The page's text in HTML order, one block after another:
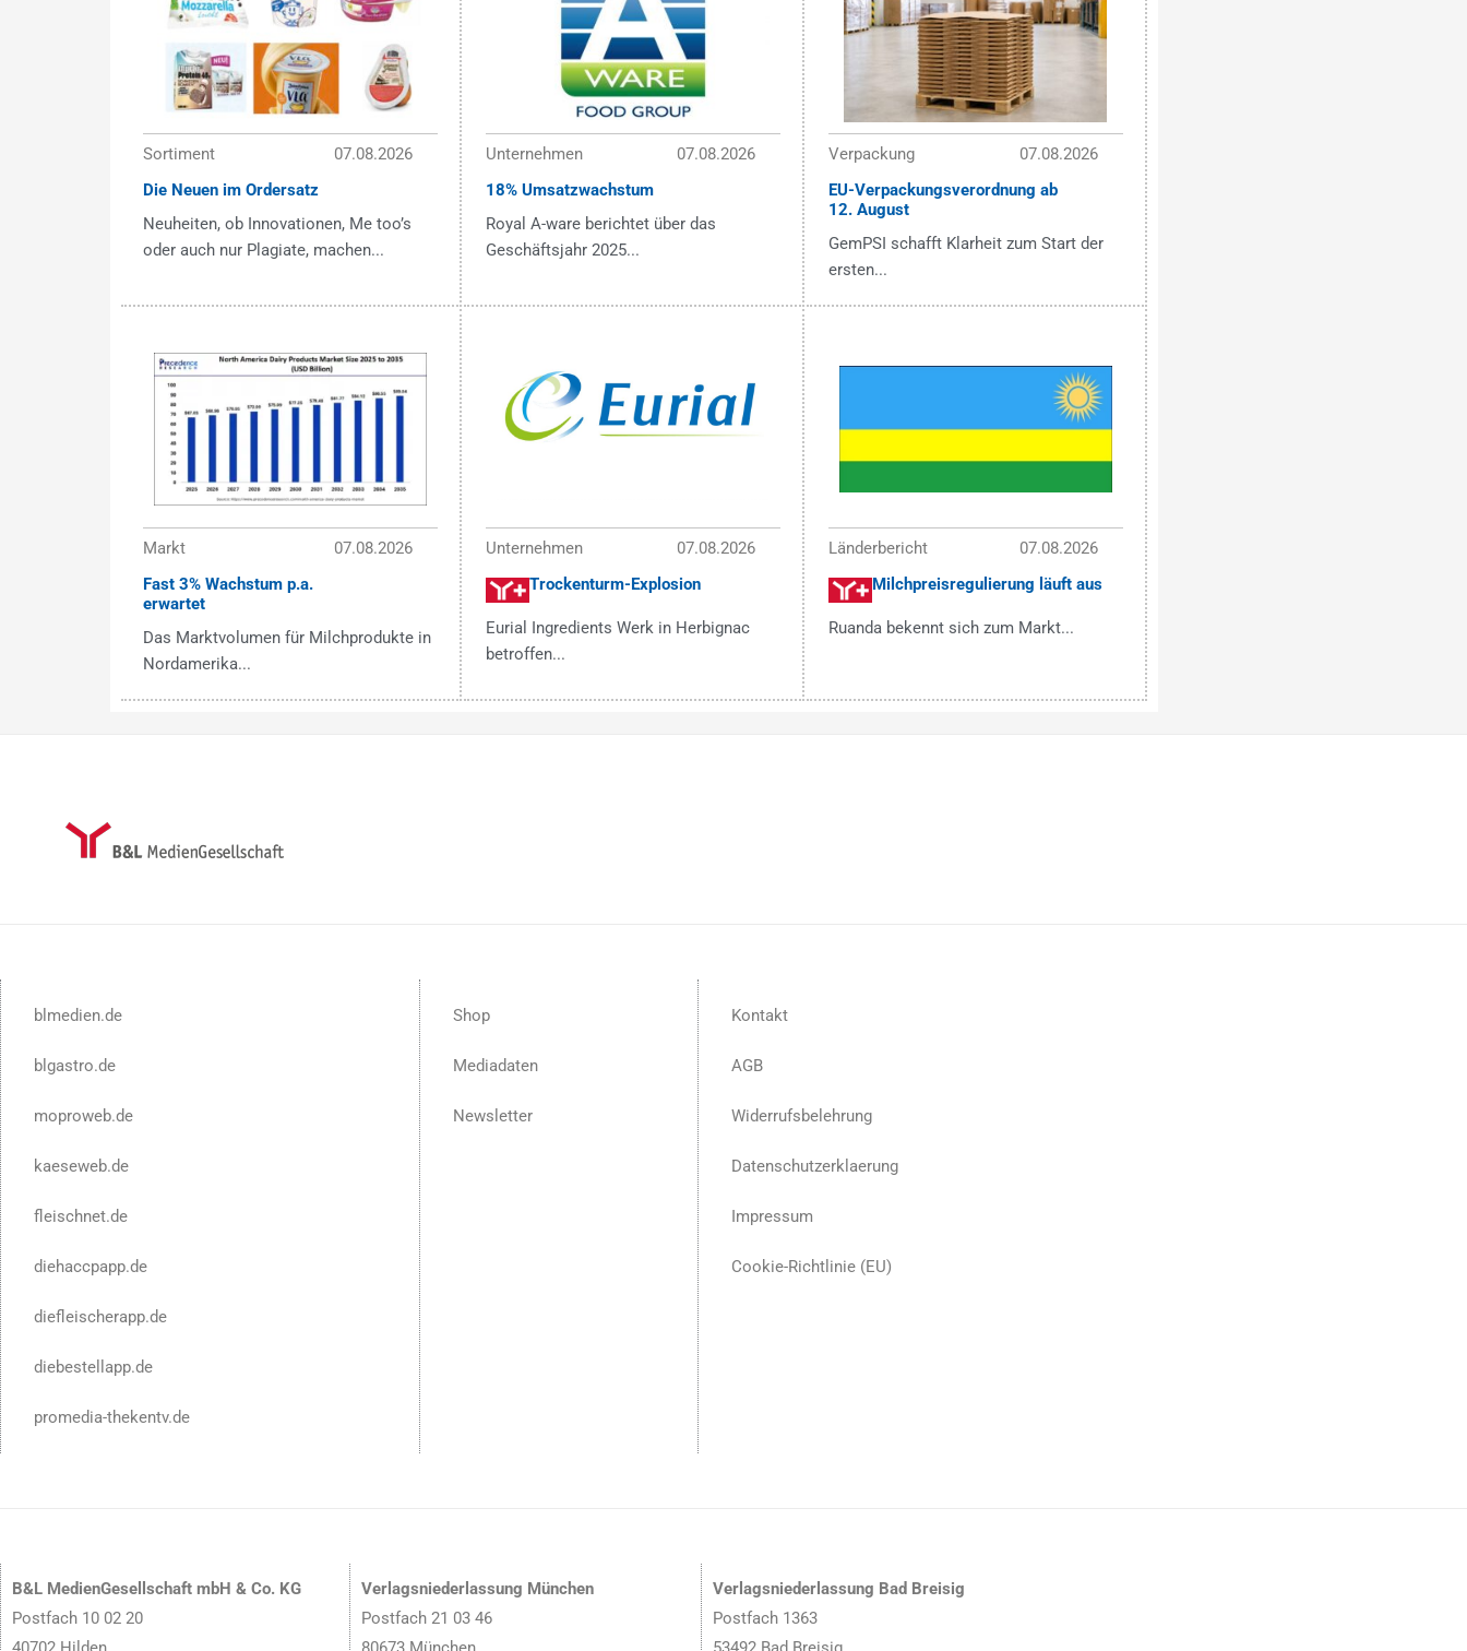
Sortiment
07.08.2026
Die Neuen im Ordersatz
Neuheiten, ob Innovationen, Me too’s
oder auch nur Plagiate, machen...
Unternehmen
07.08.2026
18% Umsatzwachstum
Royal A-ware berichtet über das
Geschäftsjahr 2025...
Verpackung
07.08.2026
EU-Verpackungsverordnung ab
12. August
GemPSI schafft Klarheit zum Start der
ersten...
Markt
07.08.2026
Fast 3% Wachstum p.a.
erwartet
Das Marktvolumen für Milchprodukte in
Nordamerika...
Unternehmen
07.08.2026
Trockenturm-Explosion
Eurial Ingredients Werk in Herbignac
betroffen...
Länderbericht
07.08.2026
Milchpreisregulierung läuft aus
Ruanda bekennt sich zum Markt...
blmedien.de
blgastro.de
moproweb.de
kaeseweb.de
fleischnet.de
diehaccpapp.de
diefleischerapp.de
diebestellapp.de
promedia-thekentv.de
Shop
Mediadaten
Newsletter
Kontakt
AGB
Widerrufsbelehrung
Datenschutzerklaerung
Impressum
Cookie-Richtlinie (EU)
B&L MedienGesellschaft mbH & Co. KG
Postfach 10 02 20
Verlagsniederlassung München
Postfach 21 03 46
Verlagsniederlassung Bad Breisig
Postfach 1363